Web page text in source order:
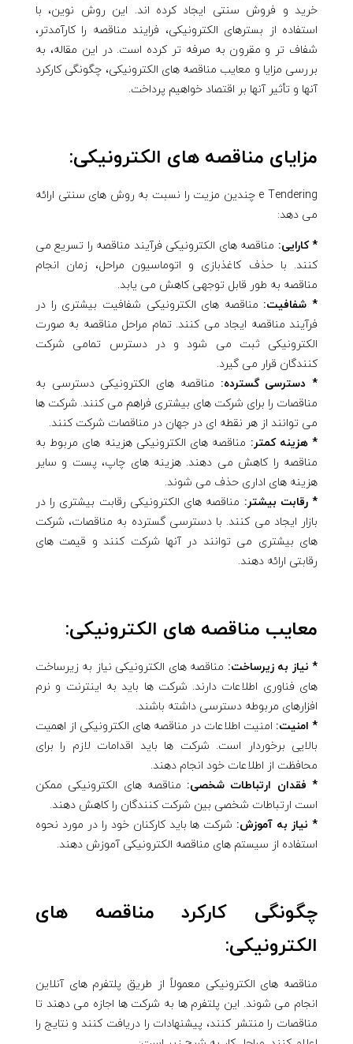
خرید و فروش سنتی ایجاد کرده اند. این روش نوین، با
استفاده از بسترهای الکترونیکی، فرایند مناقصه را کارآمدتر،
شفاف تر و مقرون به صرفه تر کرده است. در این مقاله، به
بررسی مزایا و معایب مناقصه های الکترونیکی، چگونگی کارکرد
آنها و تأثیر آنها بر اقتصاد خواهیم پرداخت.
مزایای مناقصه های الکترونیکی:
e Tendering چندین مزیت را نسبت به روش های سنتی ارائه
می دهد:
* کارایی: مناقصه های الکترونیکی فرآیند مناقصه را تسریع می
کنند. با حذف کاغذبازی و اتوماسیون مراحل، زمان انجام
مناقصه به طور قابل توجهی کاهش می یابد.
* شفافیت: مناقصه های الکترونیکی شفافیت بیشتری را در
فرآیند مناقصه ایجاد می کنند. تمام مراحل مناقصه به صورت
الکترونیکی ثبت می شود و در دسترس تمامی شرکت
کنندگان قرار می گیرد.
* دسترسی گسترده: مناقصه های الکترونیکی دسترسی به
مناقصات را برای شرکت های بیشتری فراهم می کنند. شرکت ها
می توانند از هر نقطه ای در جهان در مناقصات شرکت کنند.
* هزینه کمتر: مناقصه های الکترونیکی هزینه های مربوط به
مناقصه را کاهش می دهند. هزینه های چاپ، پست و سایر
هزینه های اداری حذف می شوند.
* رقابت بیشتر: مناقصه های الکترونیکی رقابت بیشتری را در
بازار ایجاد می کنند. با دسترسی گسترده به مناقصات، شرکت
های بیشتری می توانند در آنها شرکت کنند و قیمت های
رقابتی ارائه دهند.
معایب مناقصه های الکترونیکی:
* نیاز به زیرساخت: مناقصه های الکترونیکی نیاز به زیرساخت
های فناوری اطلاعات دارند. شرکت ها باید به اینترنت و نرم
افزارهای مربوطه دسترسی داشته باشند.
* امنیت: امنیت اطلاعات در مناقصه های الکترونیکی از اهمیت
بالایی برخوردار است. شرکت ها باید اقدامات لازم را برای
محافظت از اطلاعات خود انجام دهند.
* فقدان ارتباطات شخصی: مناقصه های الکترونیکی ممکن
است ارتباطات شخصی بین شرکت کنندگان را کاهش دهند.
* نیاز به آموزش: شرکت ها باید کارکنان خود را در مورد نحوه
استفاده از سیستم های مناقصه الکترونیکی آموزش دهند.
چگونگی کارکرد مناقصه های
الکترونیکی:
مناقصه های الکترونیکی معمولاً از طریق پلتفرم های آنلاین
انجام می شوند. این پلتفرم ها به شرکت ها اجازه می دهند تا
مناقصات را منتشر کنند، پیشنهادات را دریافت کنند و نتایج را